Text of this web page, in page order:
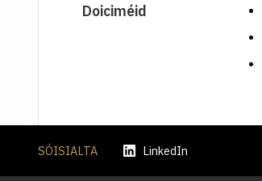
Doiciméid
SÓISIALTA LinkedIn